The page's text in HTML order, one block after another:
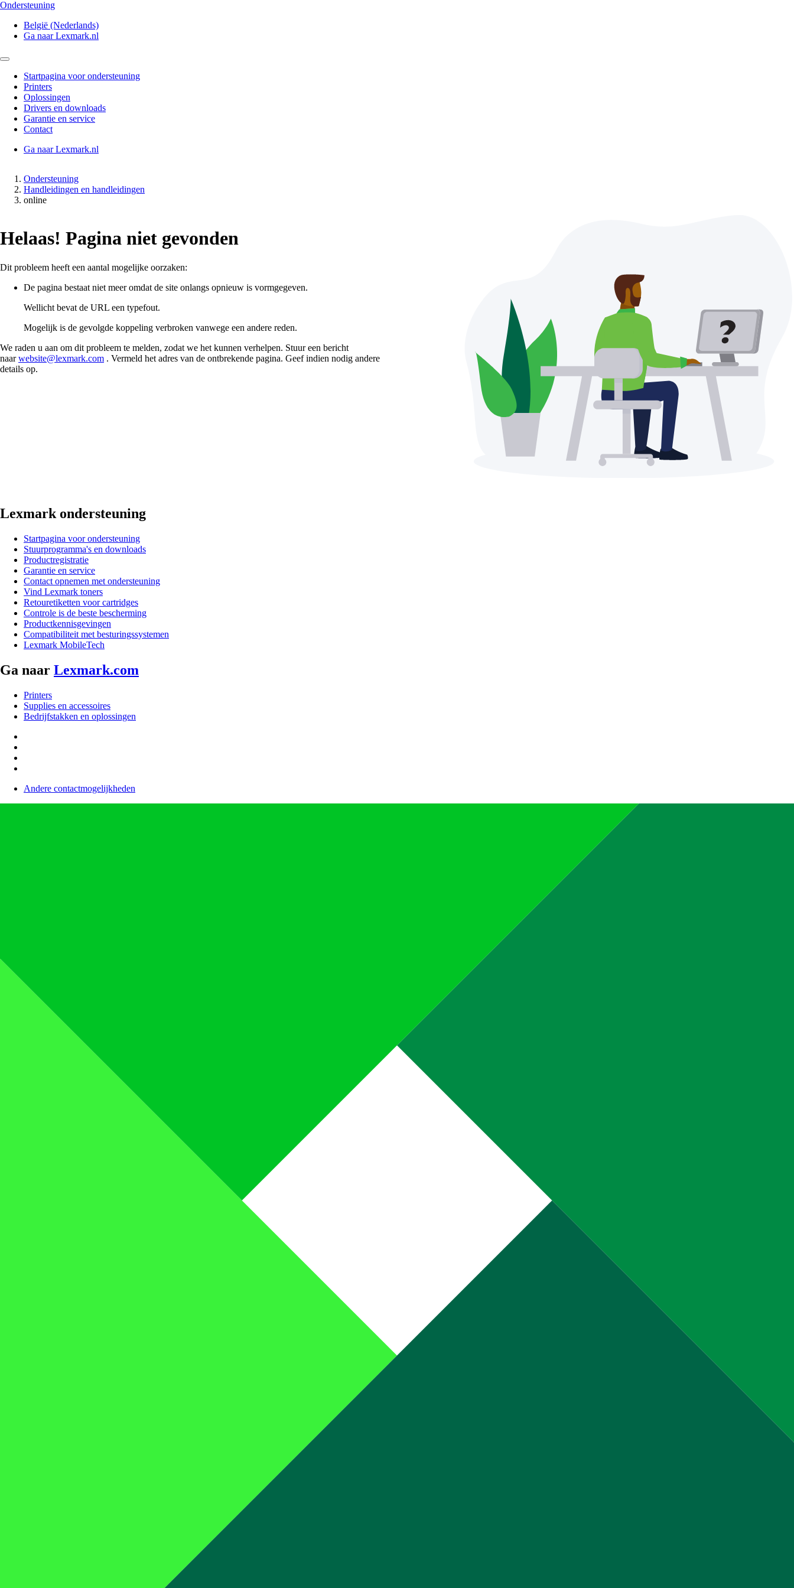
Ondersteuning
België (Nederlands)
Ga naar Lexmark.nl
Startpagina voor ondersteuning
Printers
Oplossingen
Drivers en downloads
Garantie en service
Contact
Ga naar Lexmark.nl
Ondersteuning
Handleidingen en handleidingen
online
Helaas! Pagina niet gevonden
Dit probleem heeft een aantal mogelijke oorzaken:
De pagina bestaat niet meer omdat de site onlangs opnieuw is vormgegeven.
Wellicht bevat de URL een typefout.
Mogelijk is de gevolgde koppeling verbroken vanwege een andere reden.
We raden u aan om dit probleem te melden, zodat we het kunnen verhelpen. Stuur een bericht
naarwebsite@lexmark.com . Vermeld het adres van de ontbrekende pagina. Geef indien nodig andere
details op.
Lexmark ondersteuning
Startpagina voor ondersteuning
Stuurprogramma's en downloads
Productregistratie
Garantie en service
Contact opnemen met ondersteuning
Vind Lexmark toners
Retouretiketten voor cartridges
Controle is de beste bescherming
Productkennisgevingen
Compatibiliteit met besturingssystemen
Lexmark MobileTech
Ga naar Lexmark.com
Printers
Supplies en accessoires
Bedrijfstakken en oplossingen
Andere contactmogelijkheden